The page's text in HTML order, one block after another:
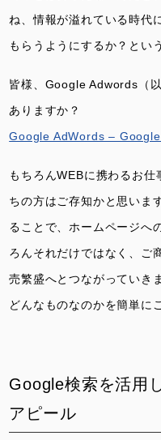
ね、情報が溢れている時代
もらうようにするか？とい
皆様、Google Adwords（
ありますか？
Google AdWords –
もちろんWEBに携わるお
ちの方はご存知かと思いま
ることで、ホームページへ
ろんそれだけではなく、ご
売繁盛へとつながっていき
どんなものなのかを簡単に
Google検索を活用
アピール